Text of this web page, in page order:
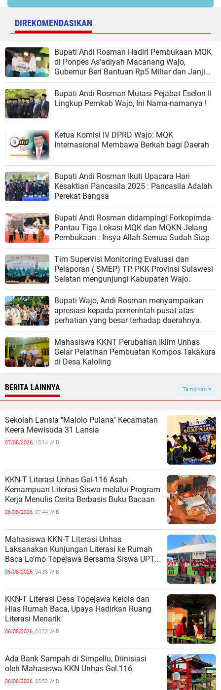
DIREKOMENDASIKAN
Bupati Andi Rosman Hadiri Pembukaan MQK
di Ponpes As'adiyah Macanang Wajo,
Gubernur Beri Bantuan Rp5 Miliar dan Janji
Aerodrome
Bupati Andi Rosman Mutasi Pejabat Eselon II
Lingkup Pemkab Wajo, Ini Nama-namanya !
Ketua Komisi IV DPRD Wajo: MQK
Internasional Membawa Berkah bagi Daerah
Bupati Andi Rosman Ikuti Upacara Hari
Kesaktian Pancasila 2025 : Pancasila Adalah
Perekat Bangsa
Bupati Andi Rosman didampingi Forkopimda
Pantau Tiga Lokasi MQK dan MQKN Jelang
Pembukaan : Insya Allah Semua Sudah Siap
Tim Supervisi Monitoring Evaluasi dan
Pelaporan ( SMEP) TP. PKK Provinsi Sulawesi
Selatan mengunjungi Kabupaten Wajo.
Bupati Wajo, Andi Rosman menyampaikan
apresiasi kepada pemerintah pusat atas
perhatian yang besar terhadap daerahnya.
Mahasiswa KKNT Perubahan Iklim Unhas
Gelar Pelatihan Pembuatan Kompos Takakura
di Desa Kaloling
BERITA LAINNYA Tampilkan
Sekolah Lansia "Malolo Pulana" Kecamatan
Keera Mewisuda 31 Lansia
07/08/2026, 15:14 WIB
KKN-T Literasi Unhas Gel-116 Asah
Kemampuan Literasi Siswa melalui Program
Kerja Menulis Cerita Berbasis Buku Bacaan
06/08/2026, 07:44 WIB
Mahasiswa KKN-T Literasi Unhas
Laksanakan Kunjungan Literasi ke Rumah
Baca Lo’mo Topejawa Bersama Siswa UPT
SDN 66 Kajang
06/08/2026, 04:35 WIB
KKN-T Literasi Desa Topejawa Kelola dan
Hias Rumah Baca, Upaya Hadirkan Ruang
Literasi Menarik
06/08/2026, 04:23 WIB
Ada Bank Sampah di Simpellu, Diinisiasi
oleh Mahasiswa KKN Unhas Gel.116
06/08/2026, 05:53 WIB